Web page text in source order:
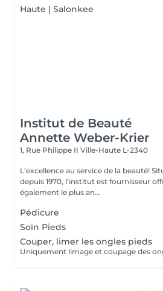
Institut de Beauté
Annette Weber-Krier
1, Rue Philippe II Ville-Haute L-2340
L'excellence au service de la beauté! Situé en plein centre-ville
depuis 1970, l'institut est fournisseur
également le plus an...
Pédicure
Soin Pieds
Couper, limer les ongles pieds
Uniquement limage et coupage des